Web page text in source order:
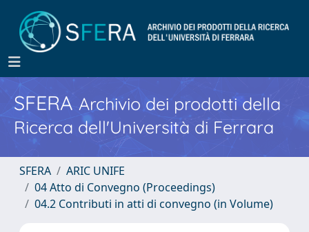
SFERA Archivio dei prodotti della
Ricerca dell'Università di Ferrara
SFERA
ARIC UNIFE
04 Atto di Convegno (Proceedings)
04.2 Contributi in atti di convegno (in Volume)